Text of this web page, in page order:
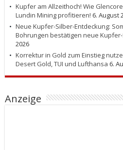
Kupfer am Allzeithoch! Wie
Lundin Mining profitieren! 6. August
Neue Kupfer-Silber-Entdeckung:
Bohrungen bestätigen neue
2026
Korrektur in Gold zum Einstieg
Desert Gold, TUI und Lufthansa 6.
Anzeige